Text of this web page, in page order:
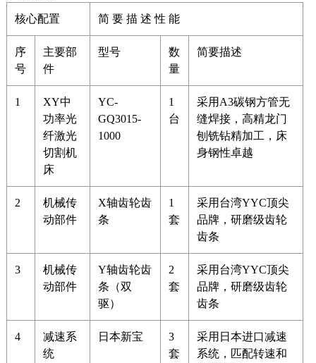
核心配置 简 要 描 述 性 能
序
号
主要部
件
型号
数
量
简要描述
1
XY中
功率光
纤激光
切割机
床
YC-
GQ3015-
1000
1
台
采用A3碳钢方管无
缝焊接，高精龙门
刨铣钻精加工，床
身钢性卓越
2
机械传
动部件
X轴齿轮齿
条
1
套
采用台湾YYC顶尖
品牌，研磨级齿轮
齿条
3
机械传
动部件
Y轴齿轮齿
条（双
驱）
2
套
采用台湾YYC顶尖
品牌，研磨级齿轮
齿条
4
减速系
统
日本新宝
3
套
采用日本进口减速
系统，匹配转速和